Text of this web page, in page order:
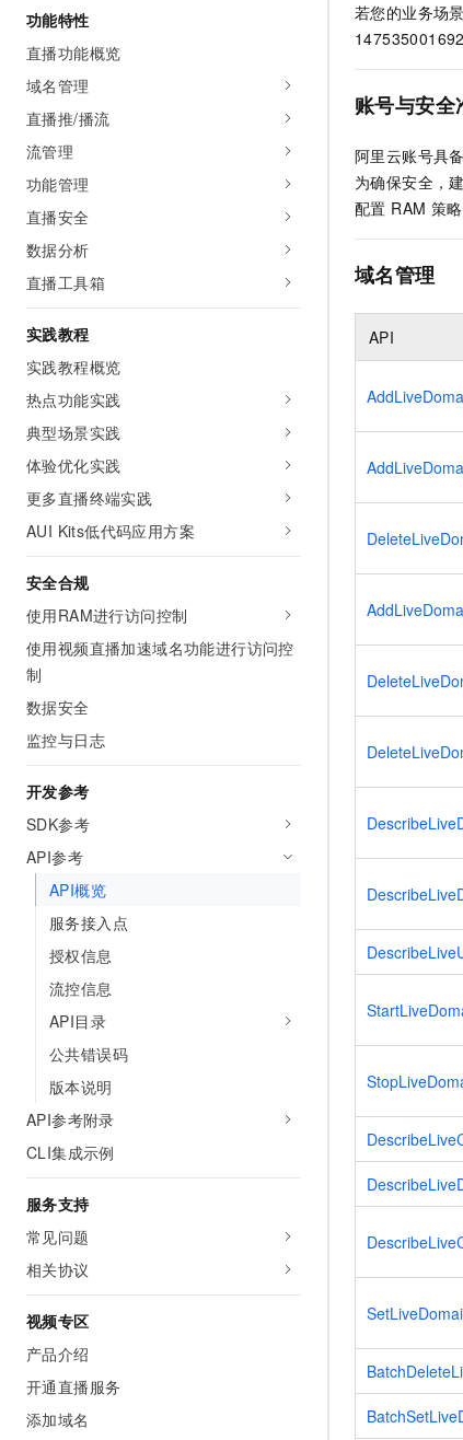
功能特性
直播功能概览
域名管理
直播推/播流
流管理
功能管理
直播安全
数据分析
直播工具箱
实践教程
实践教程概览
热点功能实践
典型场景实践
体验优化实践
更多直播终端实践
AUI Kits低代码应用方案
安全合规
使用RAM进行访问控制
使用视频直播加速域名功能进行访问控
制
数据安全
监控与日志
开发参考
SDK参考
API参考
API概览
服务接入点
授权信息
流控信息
API目录
公共错误码
版本说明
API参考附录
CLI集成示例
服务支持
常见问题
相关协议
视频专区
产品介绍
开通直播服务
添加域名
若您的业务场
账号与安全
阿里云账号具
为确保安全，
配置 RAM 策
域名管理
API
千问AI平台-模型体验
Happy 系列大模型
快速部署 Dify，高
10 分钟在聊天系统
媒体服务
企业服务与云通信
域名与网站
终端用户计算
Serverless
开发工具
政企业务
助力企业全员 AI 认
行业生态解决方案
AI 开发和 AI 应用解